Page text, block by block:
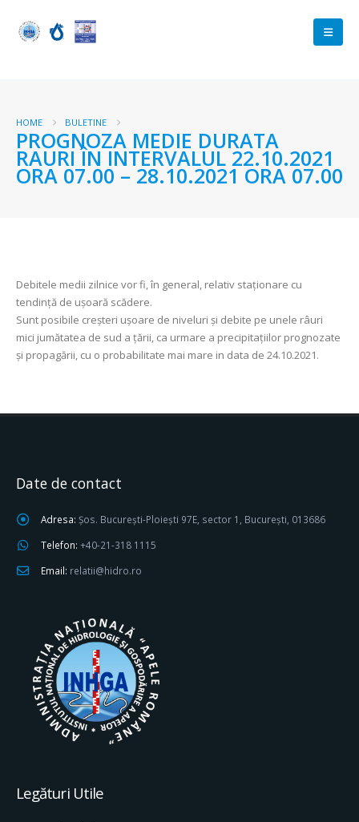
HOME BULETINE
PROGNOZA MEDIE DURATA
RAURI ÎN INTERVALUL 22.10.2021
ORA 07.00 – 28.10.2021 ORA 07.00
Debitele medii zilnice vor fi, în general, relativ staționare cu
tendință de ușoară scădere.
Sunt posibile creşteri ușoare de niveluri şi debite pe unele râuri
mici jumătatea de sud a țării, ca urmare a precipitațiilor prognozate
şi propagării, cu o probabilitate mai mare in data de 24.10.2021.
Date de contact
Adresa: Șos. București-Ploiești 97E, sector 1, București, 013686
Telefon: +40-21-318 1115
Email: relatii@hidro.ro
Legături Utile